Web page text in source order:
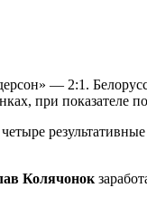
— 2:1.
при показателе
Колячонок